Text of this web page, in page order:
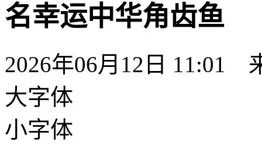
名幸运中华角齿鱼
2026年06月12日 11:01
大字体
小字体